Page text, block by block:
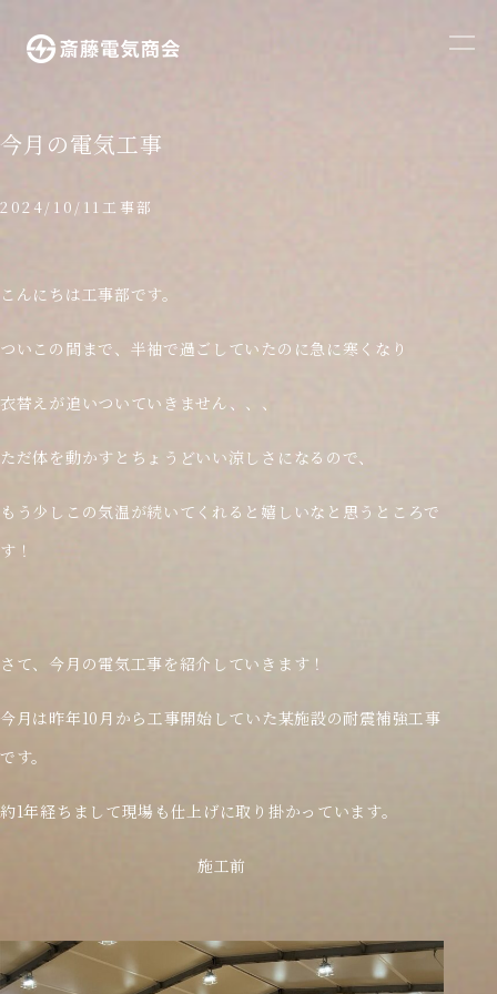
メ
今月の電気工事
2024/10/11 工事部
こんにちは工事部です。
ついこの間まで、半袖で過ごしていたのに急に寒くなり
衣替えが追いついていきません、、、
ただ体を動かすとちょうどいい涼しさになるので、
もう少しこの気温が続いてくれると嬉しいなと思うところで
す！
さて、今月の電気工事を紹介していきます！
今月は昨年10月から工事開始していた某施設の耐震補強工事
です。
約1年経ちまして現場も仕上げに取り掛かっています。
施工前